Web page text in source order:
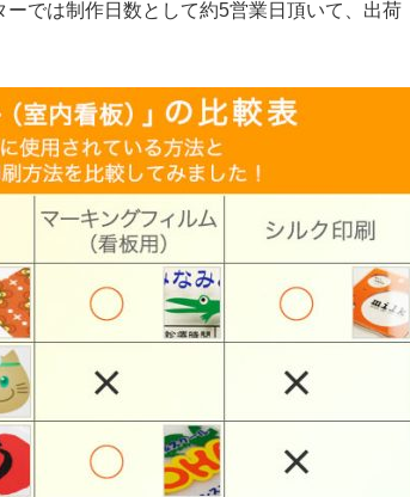
では制作日数として約5営業日頂いて、出荷